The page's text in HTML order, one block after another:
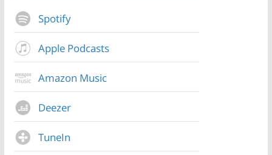
Spotify
Apple Podcasts
Amazon Music
Deezer
TuneIn